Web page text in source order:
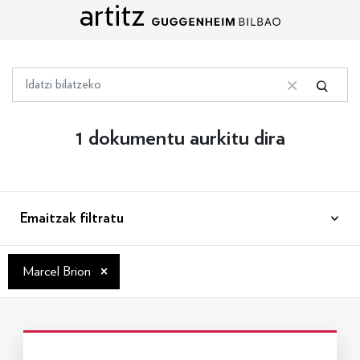
Edukira zuzenean joan
artitz
Bilatu
Bilaketa garbitu
Bilatu
1 dokumentu aurkitu dira
Emaitzak filtratu
Marcel Brion ×